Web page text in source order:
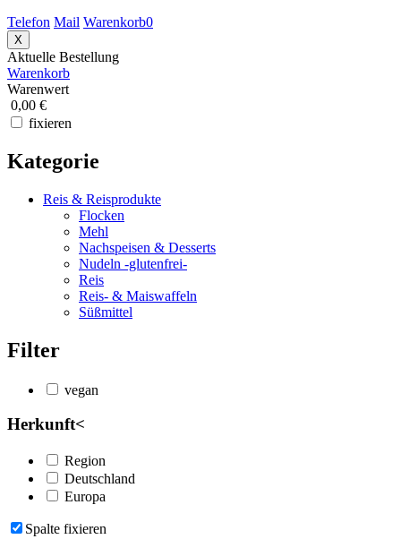
Telefon Mail Warenkorb0
X
Aktuelle Bestellung
Warenkorb
Warenwert
0,00 €
fixieren
Kategorie
Reis & Reisprodukte
Flocken
Mehl
Nachspeisen & Desserts
Nudeln -glutenfrei-
Reis
Reis- & Maiswaffeln
Süßmittel
Filter
vegan
Herkunft<
Region
Deutschland
Europa
Spalte fixieren